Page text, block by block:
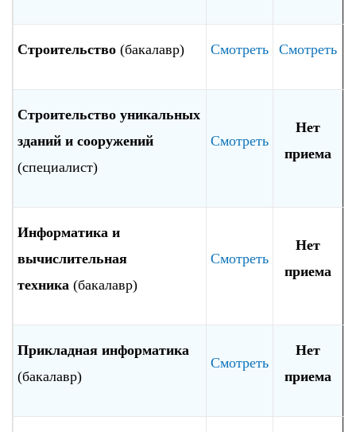
Строительство (бакалавр) Смотреть Смотреть
Строительство уникальных
зданий и сооружений
(специалист)
Смотреть
Нет
приема
Информатика и
вычислительная
техника (бакалавр)
Смотреть
Нет
приема
Прикладная информатика
(бакалавр)
Смотреть
Нет
приема